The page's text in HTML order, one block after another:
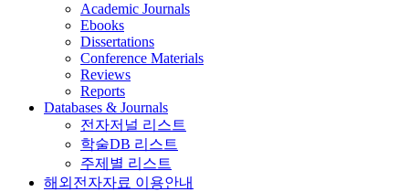
Academic Journals
Ebooks
Dissertations
Conference Materials
Reviews
Reports
Databases & Journals
전자저널 리스트
학술DB 리스트
주제별 리스트
해외전자자료 이용안내